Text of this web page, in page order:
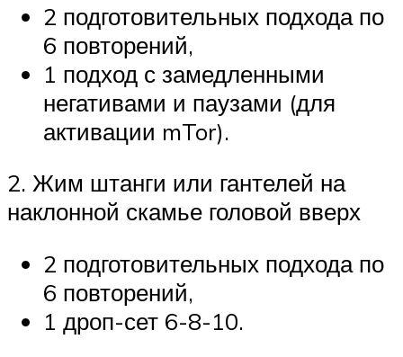
2 подготовительных подхода по
6 повторений,
1 подход с замедленными
негативами и паузами (для
активации mTor).
2. Жим штанги или гантелей на
наклонной скамье головой вверх
2 подготовительных подхода по
6 повторений,
1 дроп-сет 6-8-10.